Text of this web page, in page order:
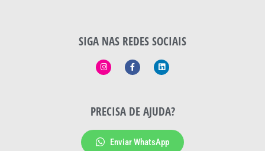
SIGA NAS REDES SOCIAIS
PRECISA DE AJUDA?
Enviar WhatsApp